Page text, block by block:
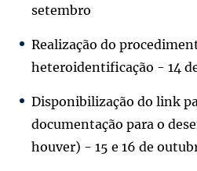
setembro
Realização do
heteroidentificação - 14
Disponibilização do link
documentação para o
houver) - 15 e 16 de